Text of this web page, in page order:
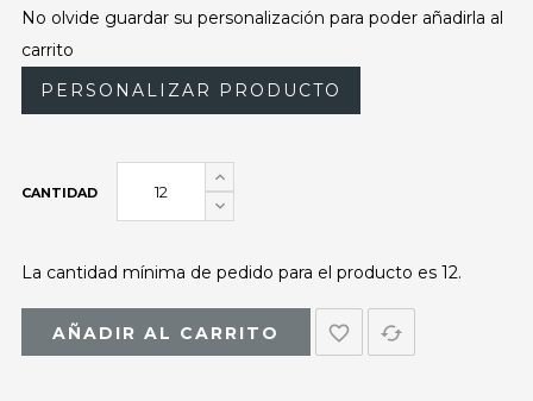
No olvide guardar su personalización para poder añadirla al
carrito
PERSONALIZAR PRODUCTO
CANTIDAD
La cantidad mínima de pedido para el producto es 12.
AÑADIR AL CARRITO favorite_border cached